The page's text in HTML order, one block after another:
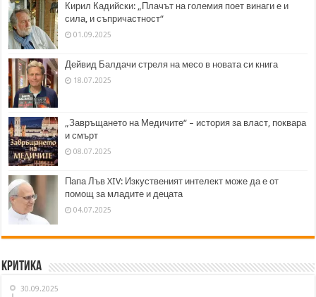
Кирил Кадийски: „Плачът на големия поет винаги е и
сила, и съпричастност“
01.09.2025
Дейвид Балдачи стреля на месо в новата си книга
18.07.2025
„Завръщането на Медичите“ – история за власт, поквара
и смърт
08.07.2025
Папа Лъв XIV: Изкуственият интелект може да е от
помощ за младите и децата
04.07.2025
Критика
30.09.2025